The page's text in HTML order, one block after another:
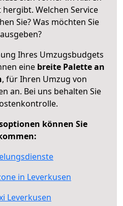
Welchen Service
Sie? Was möchten Sie
Ihres Umzugsbudgets
eine breite Palette an
, für Ihren Umzug von
an. Bei uns behalten Sie
können Sie
in Leverkusen
Leverkusen